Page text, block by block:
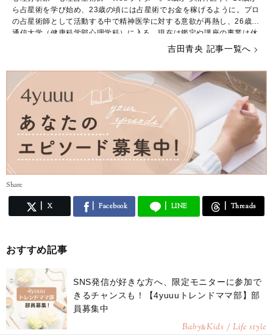
ら占星術を学び始め、23歳の頃には占星術でお金を稼げるように。プロ
の占星術師として活動する中で精神医学に対する意欲が再熱し、26歳で
通信大学（健康科学部心理学科）に入る。現在は鑑定や講座の事業は休
止し、占星術や心理学に関するWebライターとして生計を立てながら学
吉田青央 記事一覧へ
Share
X Facebook LINE Threads
おすすめ記事
SNS発信が好きな方へ、限定モニターに参加で
きるチャンスも！【4yuuuトレンドママ部】部
員募集中
Baby&Kids / Life style